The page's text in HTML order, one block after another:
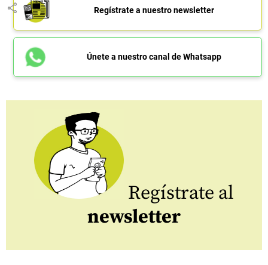
share Regístrate a nuestro newsletter
Únete a nuestro canal de Whatsapp
Regístrate al
newsletter